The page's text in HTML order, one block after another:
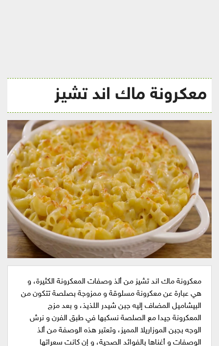
معكرونة ماك اند تشيز
معكرونة ماك اند تشيز من ألذ وصفات المعكرونة الكثيرة، و
هي عبارة عن معكرونة مسلوقة و ممزوجة بصلصة تتكون من
البيشاميل المضاف إليه جبن شيدر اللذيذ، و بعد مزج
المعكرونة جيدا مع الصلصة نسكبها في طبق الفرن و نرش
الوجه بجبن الموزاريلا المميز، وتعتبر هذه الوصفة من ألذ
الوصفات و أغناها بالفوائد الصحية، و إن كانت سعراتها